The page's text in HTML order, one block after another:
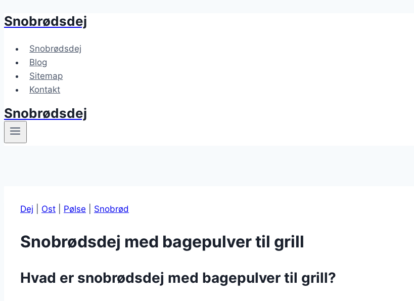
Fortsæt
indhold
Snobrødsdej
Snobrødsdej
Blog
Sitemap
Kontakt
Snobrødsdej
Dej Ost Pølse Snobrød
Snobrødsdej med bagepulver til grill
Hvad er snobrødsdej med bagepulver til grill?